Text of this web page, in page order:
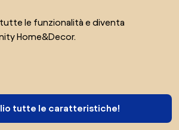
le funzionalità e diventa
Home&Decor.
tutte le caratteristiche!